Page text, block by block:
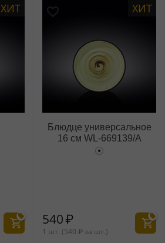
ХИТ ХИТ
Блюдце универсальное
16 см WL‑669139/A
540₽
1 шт. (540 ₽ за шт.)